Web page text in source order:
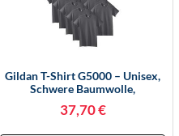
Gildan T-Shirt G5000 – Unisex,
Schwere Baumwolle,
37,70 €